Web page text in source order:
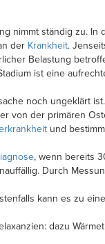
nimmt ständig zu.
der Krankheit.
Belastung
ist eine
noch ungeklärt
von der primären
und
, wenn bereits
Durch
kann es zu
dazu